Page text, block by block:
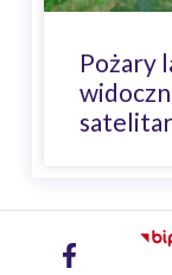
Pożary